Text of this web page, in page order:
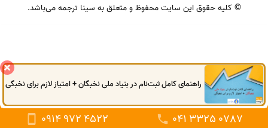
© کلیه حقوق این سایت محفوظ و متعلق به سینا ترجمه می‌باشد.
041 3325 0787
0914972 4522
راهنمای کامل ثبت‌نام در بنیاد ملی نخبگان + امتیاز لازم برای نخبگی
گفتگوی آنلاین